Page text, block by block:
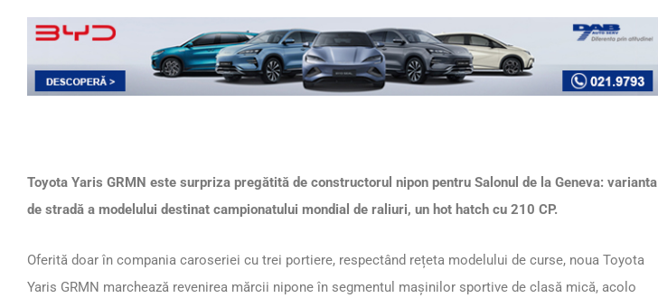
Toyota Yaris GRMN este surpriza pregătită de constructorul nipon pentru Salonul de la Geneva: varianta
de stradă a modelului destinat campionatului mondial de raliuri, un hot hatch cu 210 CP.
Oferită doar în compania caroseriei cu trei portiere, respectând rețeta modelului de curse, noua Toyota
Yaris GRMN marchează revenirea mărcii nipone în segmentul mașinilor sportive de clasă mică, acolo